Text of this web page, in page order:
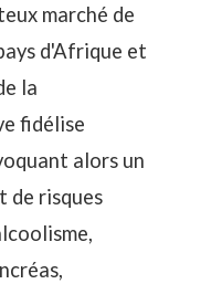
marché de
d'Afrique et
la
fidélise
alors un
de risques